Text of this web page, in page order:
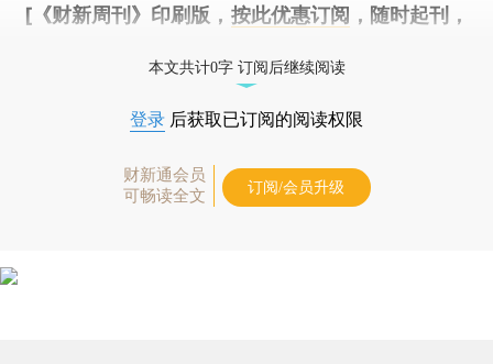
[《财新周刊》印刷版， 按此优惠订阅 ，随时起刊，
本文共计0字 订阅后继续阅读
登录 后获取已订阅的阅读权限
财新通会员
可畅读全文
订阅/会员升级